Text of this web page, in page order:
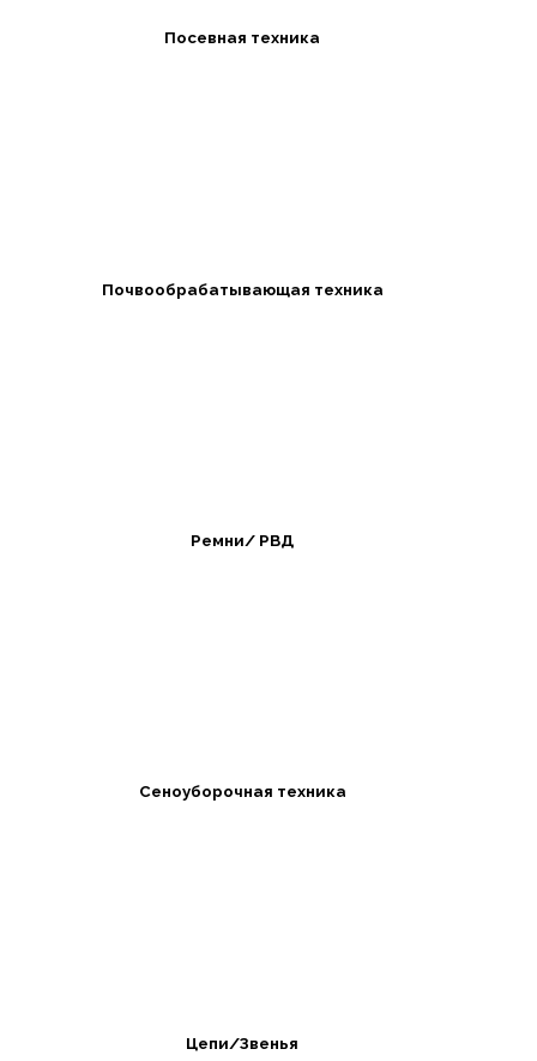
Посевная техника
Почвообрабатывающая техника
Ремни/ РВД
Сеноуборочная техника
Цепи/Звенья